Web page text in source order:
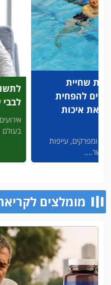
לבבי שיכולות
אירועים לבביים הם
מומלצים